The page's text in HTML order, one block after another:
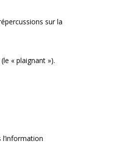
sur la
« plaignant »).